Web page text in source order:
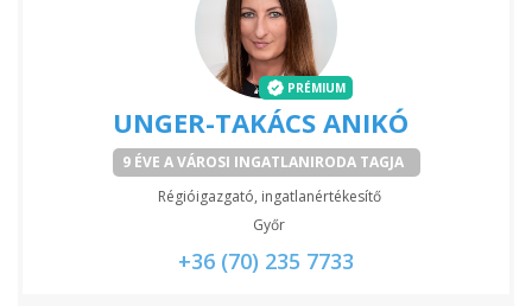
PRÉMIUM
UNGER-TAKÁCS ANIKÓ
9 ÉVE A VÁROSI INGATLANIRODA TAGJA
Régióigazgató, ingatlanértékesítő
Győr
+36 (70) 235 7733